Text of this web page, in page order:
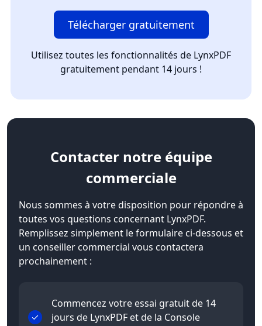
Télécharger gratuitement
Utilisez toutes les fonctionnalités de LynxPDF
gratuitement pendant 14 jours !
Contacternotre équipe
commerciale
Nous sommes à votre disposition pour répondre à
toutes vos questions concernant LynxPDF.
Remplissez simplement le formulaire ci-dessous et
un conseiller commercial vous contactera
prochainement :
Commencez votre essai gratuit de 14
jours de LynxPDF et de la Console